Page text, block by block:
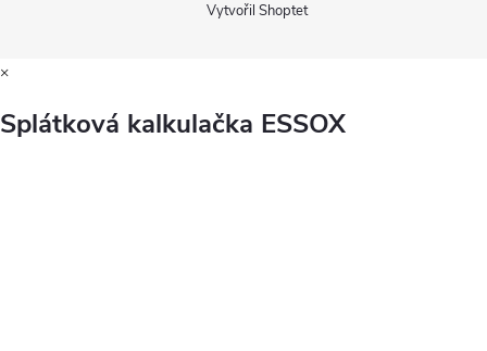
Vytvořil Shoptet
×
Splátková kalkulačka ESSOX